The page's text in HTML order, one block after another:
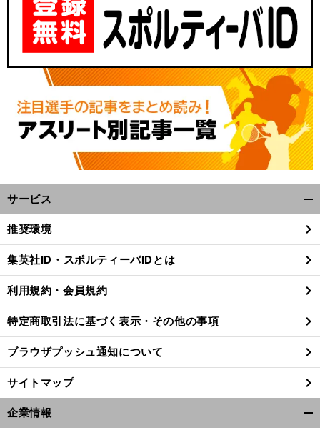
サービス
閉
る
推奨環境
集英社ID・スポルティーバIDとは
利用規約・会員規約
特定商取引法に基づく表示・その他の事項
ブラウザプッシュ通知について
サイトマップ
企業情報